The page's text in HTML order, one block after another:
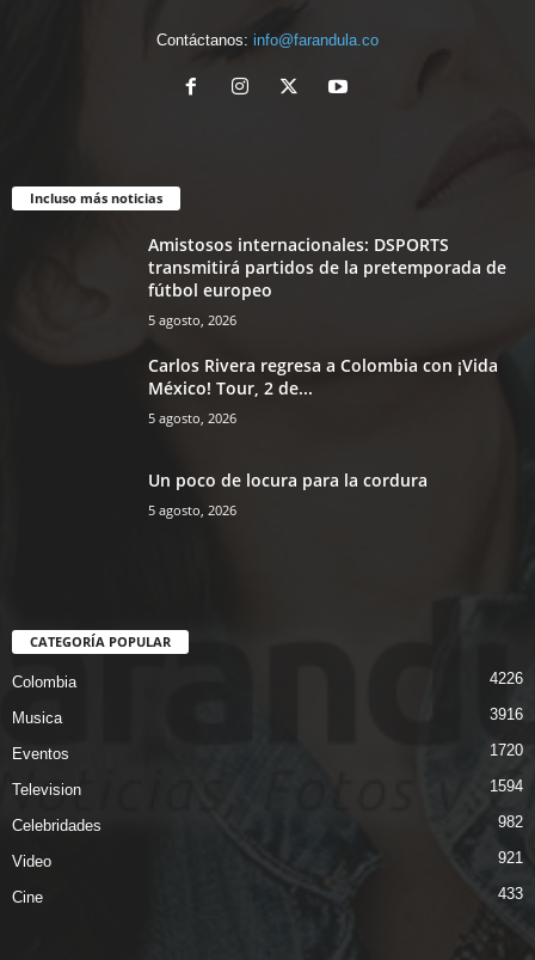
Contáctanos: info@farandula.co
Incluso más noticias
Amistosos internacionales: DSPORTS
transmitirá partidos de la pretemporada de
fútbol europeo
5 agosto, 2026
Carlos Rivera regresa a Colombia con ¡Vida
México! Tour, 2 de...
5 agosto, 2026
Un poco de locura para la cordura
5 agosto, 2026
CATEGORÍA POPULAR
Colombia 4226
Musica 3916
Eventos 1720
Television 1594
Celebridades 982
Video 921
Cine 433